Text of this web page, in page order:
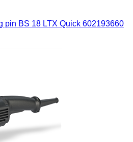
pin BS 18 LTX Quick 602193660